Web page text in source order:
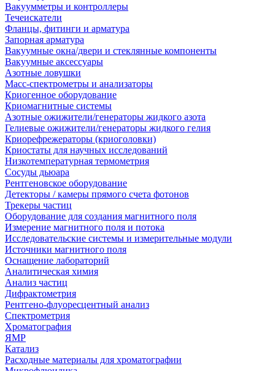
Вакуумметры и контроллеры
Течеискатели
Фланцы, фитинги и арматура
Запорная арматура
Вакуумные окна/двери и стеклянные компоненты
Вакуумные аксессуары
Азотные ловушки
Масс-спектрометры и анализаторы
Криогенное оборудование
Криомагнитные системы
Азотные ожижители/генераторы жидкого азота
Гелиевые ожижители/генераторы жидкого гелия
Криорефрежераторы (криоголовки)
Криостаты для научных исследований
Низкотемпературная термометрия
Сосуды дьюара
Рентгеновское оборудование
Детекторы / камеры прямого счета фотонов
Трекеры частиц
Оборудование для создания магнитного поля
Измерение магнитного поля и потока
Исследовательские системы и измерительные модули
Источники магнитного поля
Оснащение лабораторий
Аналитическая химия
Анализ частиц
Дифрактометрия
Рентгено-флуоресцентный анализ
Спектрометрия
Хроматография
ЯМР
Катализ
Расходные материалы для хроматографии